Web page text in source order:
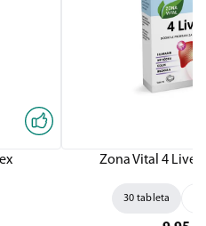
Zona Vital 4
30 tableta